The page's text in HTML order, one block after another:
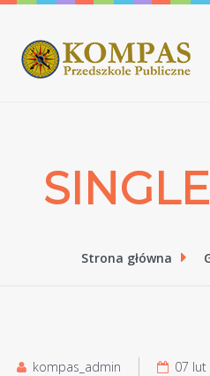
Strona główna
kompas_admin
07 lut